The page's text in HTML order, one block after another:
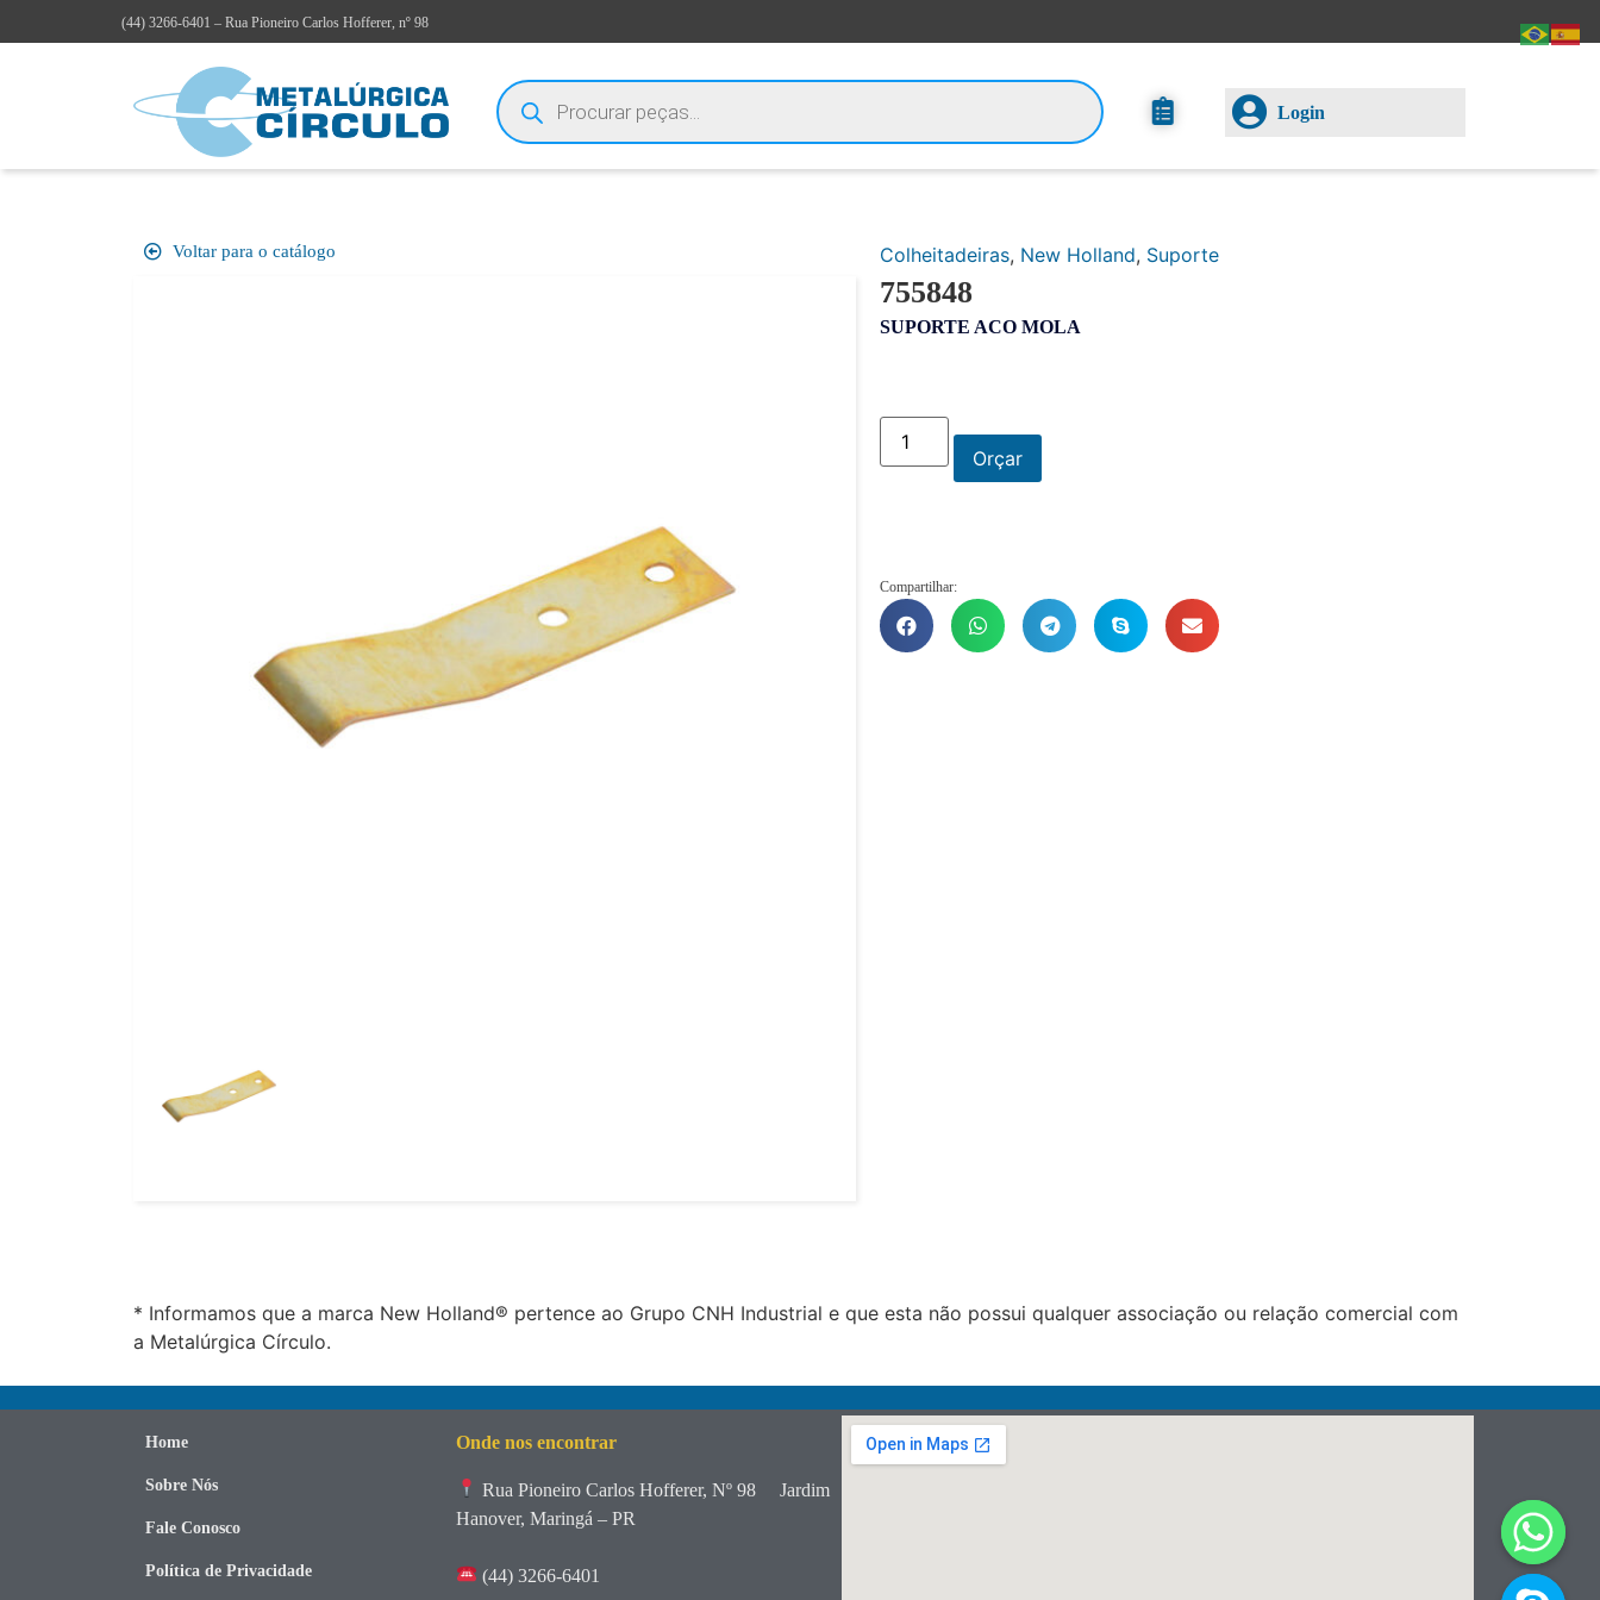
(44) 3266-6401 – Rua Pioneiro Carlos Hofferer, nº 98
Login
Voltar para o catálogo Colheitadeiras, New Holland, Suporte
755848
SUPORTE ACO MOLA
Orçar
Compartilhar:
* Informamos que a marca New Holland® pertence ao Grupo CNH Industrial e que esta não possui qualquer associação ou relação comercial com
a Metalúrgica Círculo.
Home
Sobre Nós
Fale Conosco
Política de Privacidade
Onde nos encontrar
Rua Pioneiro Carlos Hofferer, Nº 98
Jardim
Hanover, Maringá – PR
(44) 3266-6401